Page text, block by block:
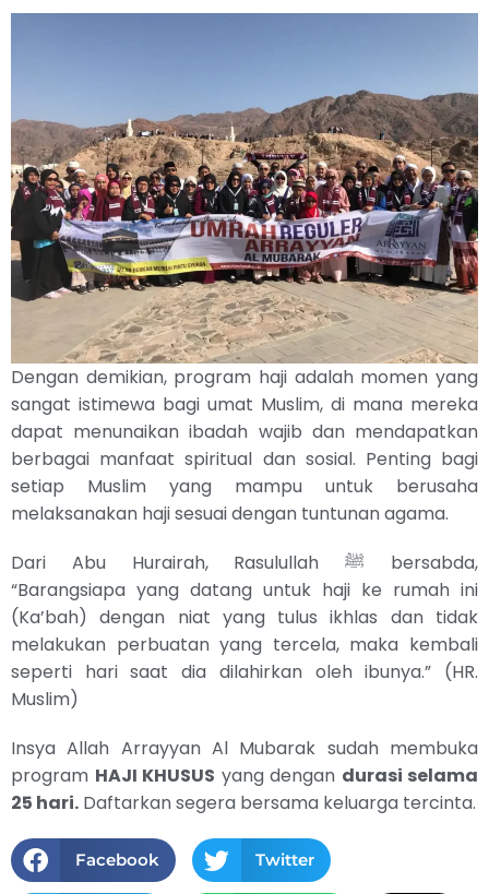
Dengan demikian, program haji adalah momen yang
sangat istimewa bagi umat Muslim, di mana mereka
dapat menunaikan ibadah wajib dan mendapatkan
berbagai manfaat spiritual dan sosial. Penting bagi
setiap Muslim yang mampu untuk berusaha
melaksanakan haji sesuai dengan tuntunan agama.
Dari Abu Hurairah, Rasulullah ﷺ bersabda,
“Barangsiapa yang datang untuk haji ke rumah ini
(Ka’bah) dengan niat yang tulus ikhlas dan tidak
melakukan perbuatan yang tercela, maka kembali
seperti hari saat dia dilahirkan oleh ibunya.” (HR.
Muslim)
Insya Allah Arrayyan Al Mubarak sudah membuka
program HAJI KHUSUS yang dengan durasi selama
25 hari. Daftarkan segera bersama keluarga tercinta.
Facebook Twitter